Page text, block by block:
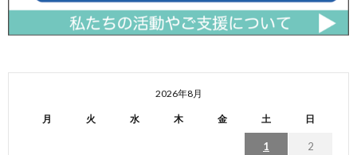
2026年8月
月 火 水 木 金 土 日
1 2